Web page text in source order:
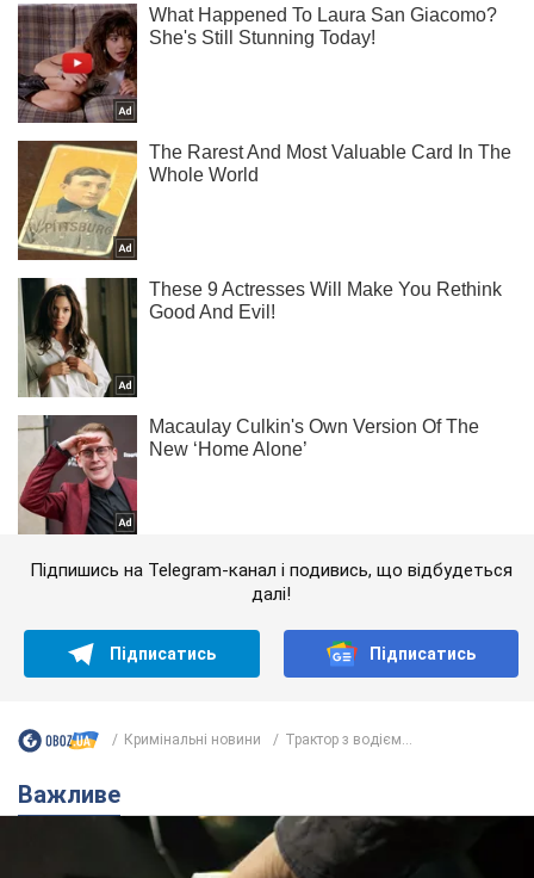
Підпишись на Telegram-канал і подивись, що відбудеться
далі!
Підписатись Підписатись
Кримінальні новини Трактор з водієм...
Важливе